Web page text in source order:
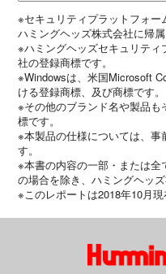
※セキュリティプラットフォ
ハミングヘッズ株式会社に帰属
※ハミングヘッズセキュリテ
社の登録商標です。
※Windowsは、米国Microsoft
ける登録商標、及び商標です。
※その他のブランド名や製品
標です。
※本製品の仕様については、事
す。
※本書の内容の一部・または
の場合を除き、ハミングヘッ
※このレポートは2018年10月現